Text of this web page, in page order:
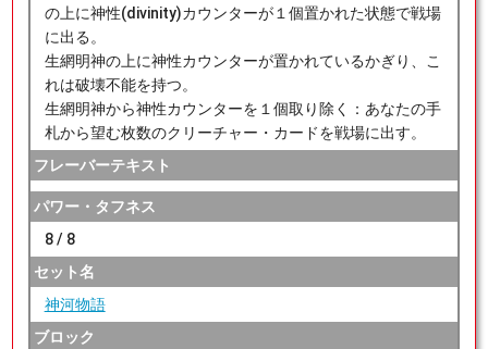
の上に神性(divinity)カウンターが１個置かれた状態で戦場
に出る。
生網明神の上に神性カウンターが置かれているかぎり、こ
れは破壊不能を持つ。
生網明神から神性カウンターを１個取り除く：あなたの手
札から望む枚数のクリーチャー・カードを戦場に出す。
フレーバーテキスト
パワー・タフネス
8 / 8
セット名
神河物語
ブロック